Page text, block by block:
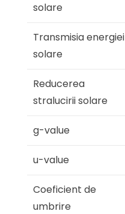
solare
Transmisia energiei
solare
Reducerea
stralucirii solare
g-value
u-value
Coeficient de
umbrire